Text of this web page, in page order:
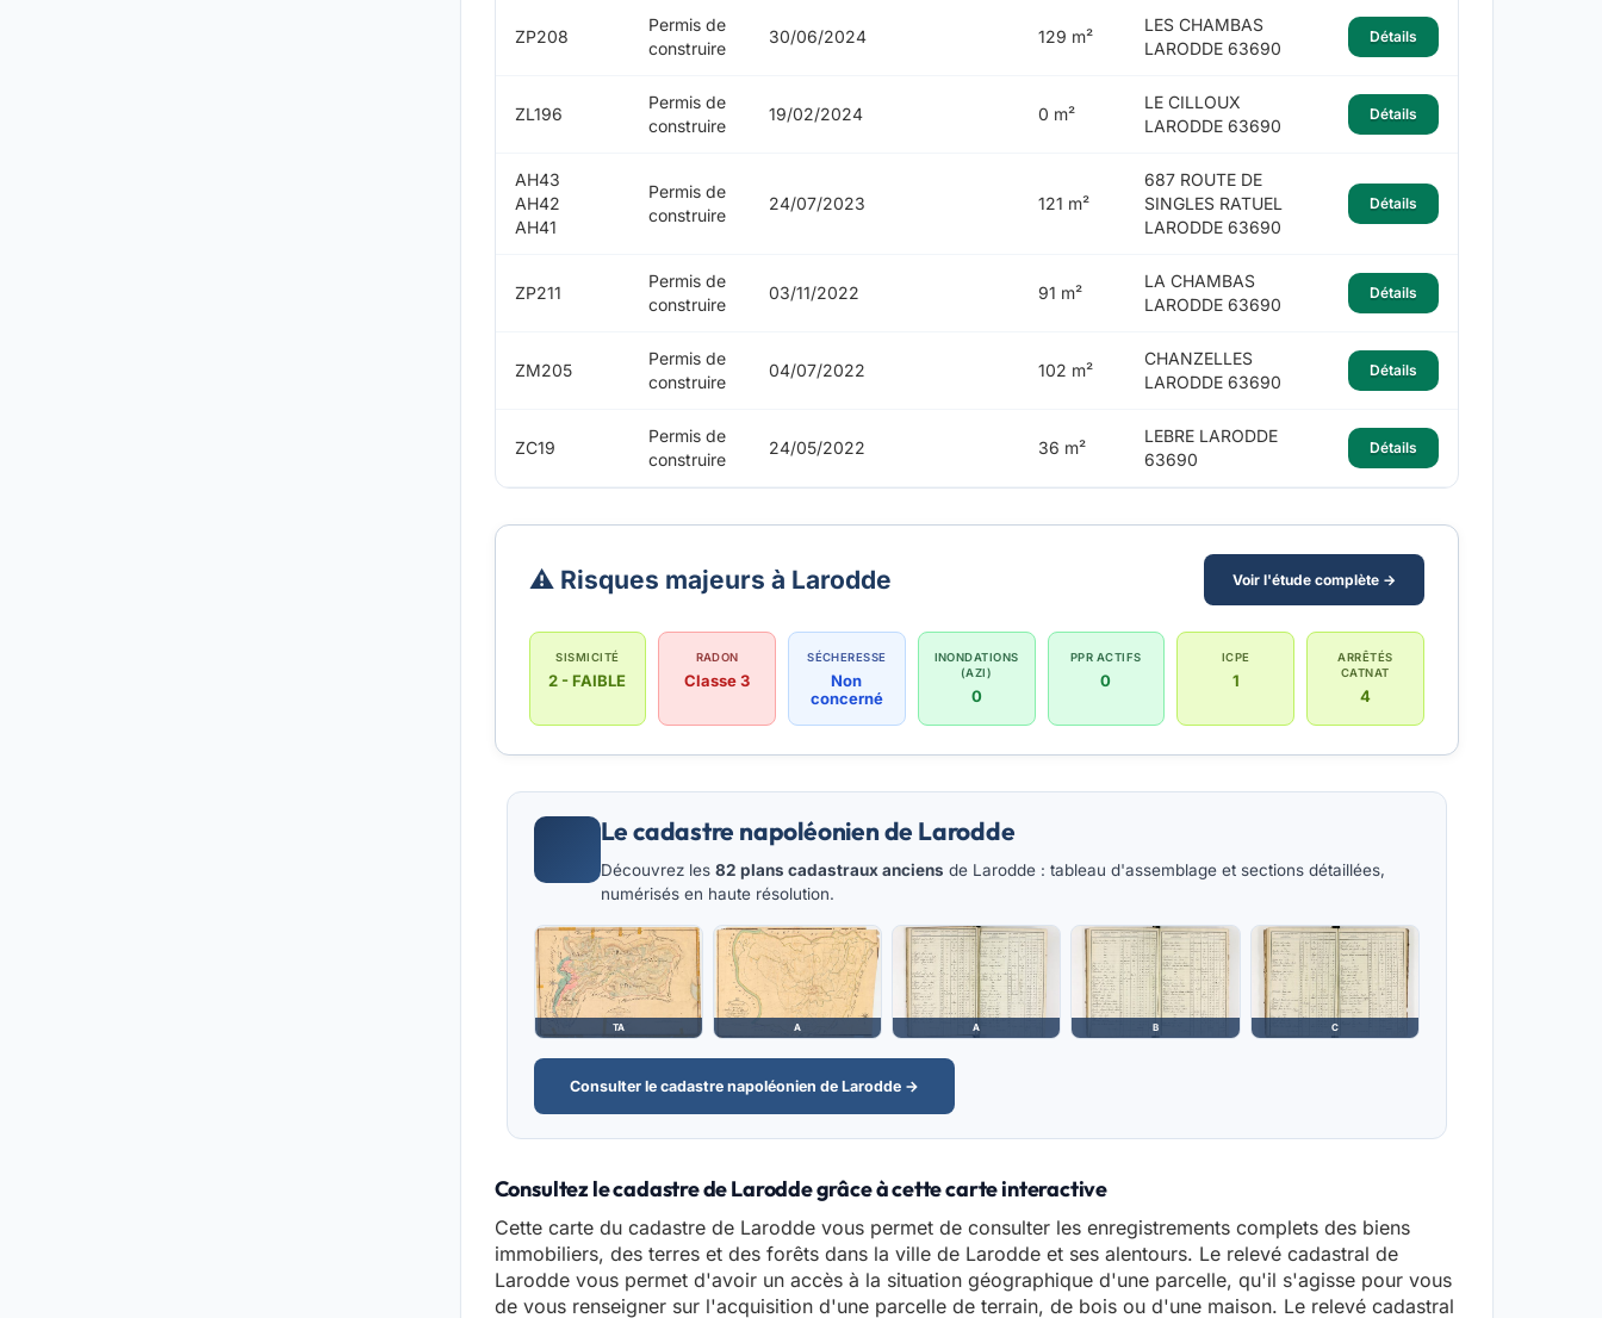
ZP208
Permis de
construire
30/06/2024 129 m²
LES CHAMBAS
LARODDE 63690
Détails
ZL196
Permis de
construire
19/02/2024 0 m²
LE CILLOUX
LARODDE 63690
Détails
AH43
AH42
AH41
Permis de
construire
24/07/2023 121 m²
687 ROUTE DE
SINGLES RATUEL
LARODDE 63690
Détails
ZP211
Permis de
construire
03/11/2022 91 m²
LA CHAMBAS
LARODDE 63690
Détails
ZM205
Permis de
construire
04/07/2022 102 m²
CHANZELLES
LARODDE 63690
Détails
ZC19
Permis de
construire
24/05/2022 36 m²
LEBRE LARODDE
63690
Détails
⚠️ Risques majeurs à Larodde Voir l'étude complète →
SISMICITÉ
2 - FAIBLE
RADON
Classe 3
SÉCHERESSE
Non
concerné
INONDATIONS
(AZI)
0
PPR ACTIFS
0
ICPE
1
ARRÊTÉS
CATNAT
4
Le cadastre napoléonien de Larodde
Découvrez les 82 plans cadastraux anciens de Larodde : tableau d'assemblage et sections détaillées,
numérisés en haute résolution.
TA A A B C
Consulter le cadastre napoléonien de Larodde →
Consultez le cadastre de Larodde grâce à cette carte interactive
Cette carte du cadastre de Larodde vous permet de consulter les enregistrements complets des biens
immobiliers, des terres et des forêts dans la ville de Larodde et ses alentours. Le relevé cadastral de
Larodde vous permet d'avoir un accès à la situation géographique d'une parcelle, qu'il s'agisse pour vous
de vous renseigner sur l'acquisition d'une parcelle de terrain, de bois ou d'une maison. Le relevé cadastral